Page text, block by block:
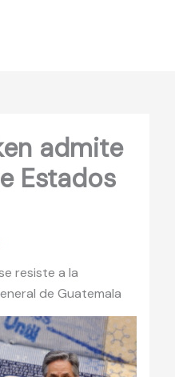
admite
Estados
resiste a la
de Guatemala